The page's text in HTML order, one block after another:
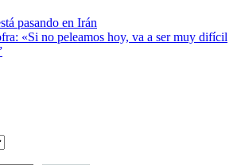
pasando en Irán
«Si no peleamos hoy, va a ser muy difícil